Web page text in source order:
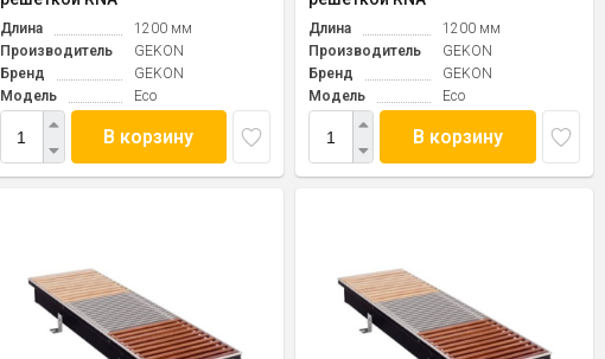
Длина
1200 мм
Производитель
GEKON
Бренд
GEKON
Модель
Eco
В корзину
Длина
1200 мм
Производитель
GEKON
Бренд
GEKON
Модель
Eco
В корзину